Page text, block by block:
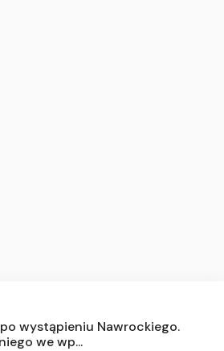
wystąpieniu Nawrockiego.
we wp...